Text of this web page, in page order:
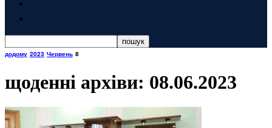
додому 2023 Червень 8
щоденні архіви: 08.06.2023